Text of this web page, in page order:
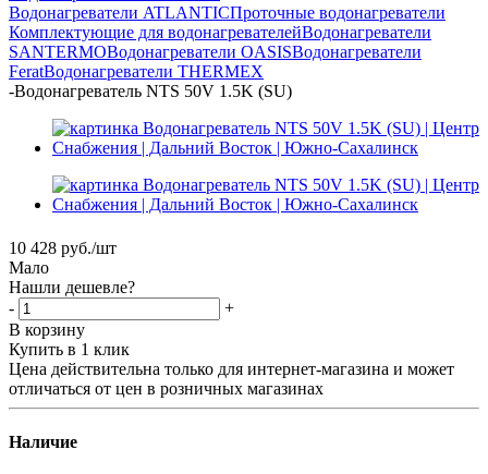
Водонагреватели ATLANTICПроточные водонагреватели
Комплектующие для водонагревателейВодонагреватели
SANTERMOВодонагреватели OASISВодонагреватели
FeratВодонагреватели THERMEX
-Водонагреватель NTS 50V 1.5K (SU)
10 428 руб./шт
Мало
Нашли дешевле?
-
+
В корзину
Купить в 1 клик
Цена действительна только для интернет-магазина и может
отличаться от цен в розничных магазинах
Наличие